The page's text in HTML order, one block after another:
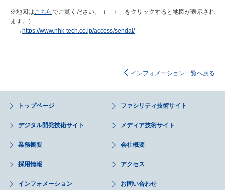
※地図は こちらでご覧ください。（「＋」をクリックすると地図が表示され
ます。）
→https://www.nhk-tech.co.jp/access/sendai/
インフォメーション一覧へ戻る
トップページ ファシリティ技術サイト
デジタル開発技術サイト メディア技術サイト
業務概要 会社概要
採用情報 アクセス
インフォメーション お問い合わせ